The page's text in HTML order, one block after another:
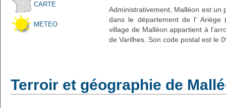
CARTE
METEO
Administrativement, Malléon est un
dans le département de l' Ariège
village de Malléon appartient à
de Varilhes. Son code postal est le
Terroir et géographie de